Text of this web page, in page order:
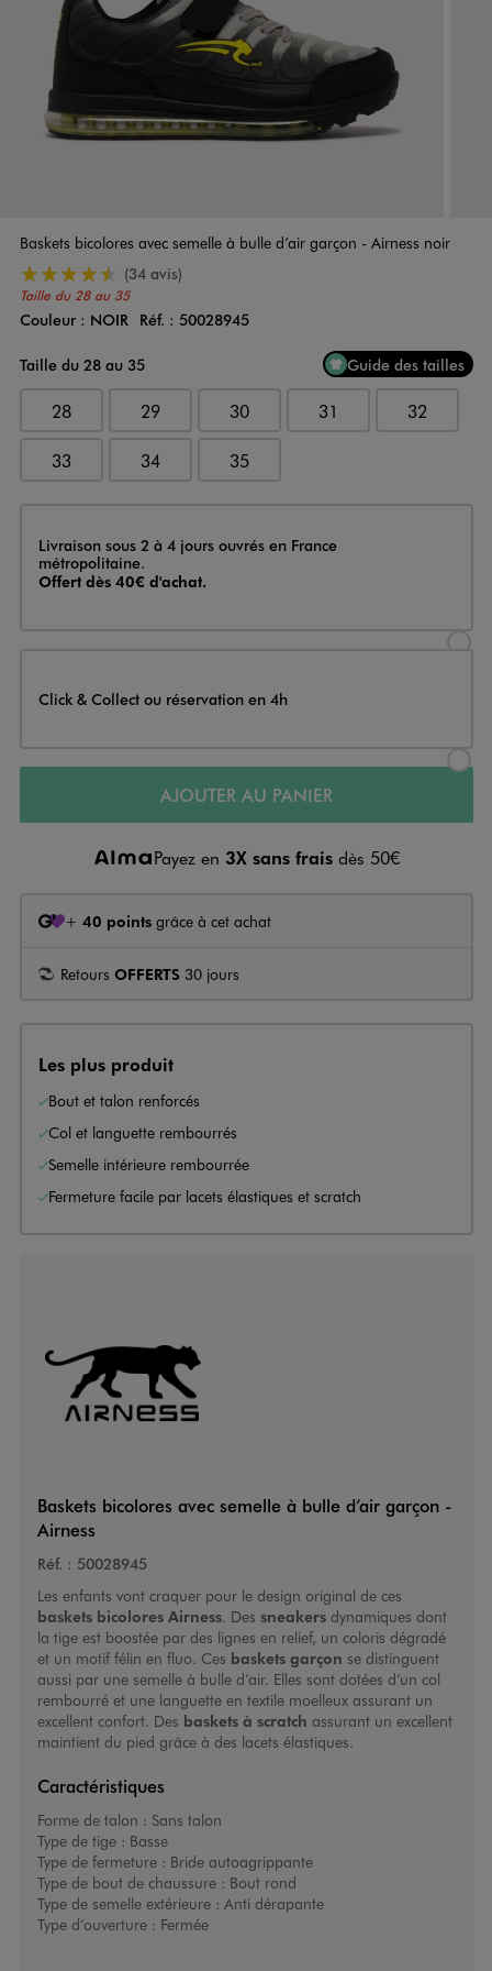
Baskets bicolores avec semelle à bulle d’air garçon - Airness noir
Taille du 28 au 35
4.5/5 de moyenne
(34 avis)
Couleur
Couleur : NOIR Réf. : 50028945
Taille du 28 au 35
Guide des tailles
28 29 30 31 32
33 34 35
Livraison
Livraison sous 2 à 4 jours ouvrés en France
métropolitaine.
Offert dès 40€ d'achat.
Click & Collect ou réservation en 4h
AJOUTER AU PANIER
Payez en 3X sans frais dès 50€
+ 40 points grâce à cet achat
Retours OFFERTS 30 jours
Les plus produit
Bout et talon renforcés
Col et languette rembourrés
Semelle intérieure rembourrée
Fermeture facile par lacets élastiques et scratch
Baskets bicolores avec semelle à bulle d’air garçon -
Airness
Réf. : 50028945
Les enfants vont craquer pour le design original de ces
baskets bicolores Airness. Des sneakersdynamiques dont
la tige est boostée par des lignes en relief, un coloris dégradé
et un motif félin en fluo. Ces baskets garçon se distinguent
aussi par une semelle à bulle d’air. Elles sont dotées d’un col
rembourré et une languette en textile moelleux assurant un
excellent confort. Des baskets à scratch assurant un excellent
maintient du pied grâce à des lacets élastiques.
Caractéristiques
Forme de talon : Sans talon
Type de tige : Basse
Type de fermeture : Bride autoagrippante
Type de bout de chaussure : Bout rond
Type de semelle extérieure : Anti dérapante
Type d’ouverture : Fermée